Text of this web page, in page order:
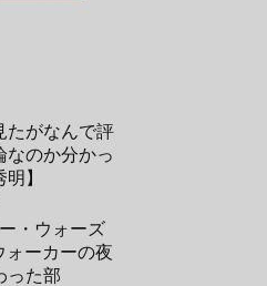
たがなんで評
なのか分かっ
】
・ウォーズ
ォーカーの夜
った部